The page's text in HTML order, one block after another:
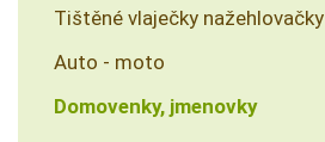
Tištěné vlaječky nažehlovačky
Auto - moto
Domovenky, jmenovky